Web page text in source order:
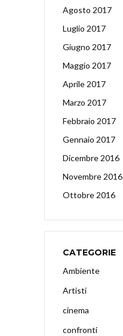
Agosto 2017
Luglio 2017
Giugno 2017
Maggio 2017
Aprile 2017
Marzo 2017
Febbraio 2017
Gennaio 2017
Dicembre 2016
Novembre 2016
Ottobre 2016
CATEGORIE
Ambiente
Artisti
cinema
confronti